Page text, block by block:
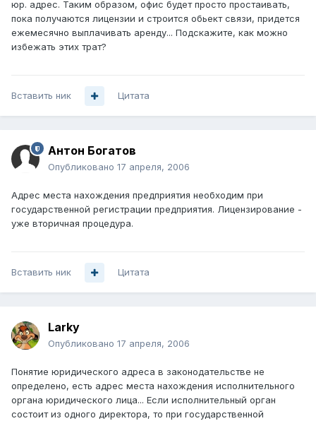
юр. адрес. Таким образом, офис будет просто простаивать,
пока получаются лицензии и строится обьект связи, придется
ежемесячно выплачивать аренду... Подскажите, как можно
избежать этих трат?
Вставить ник Цитата
Антон Богатов
Опубликовано 17 апреля, 2006
Адрес места нахождения предприятия необходим при
государственной регистрации предприятия. Лицензирование -
уже вторичная процедура.
Вставить ник Цитата
Larky
Опубликовано 17 апреля, 2006
Понятие юридического адреса в законодательстве не
определено, есть адрес места нахождения исполнительного
органа юридического лица... Если исполнительный орган
состоит из одного директора, то при государственной